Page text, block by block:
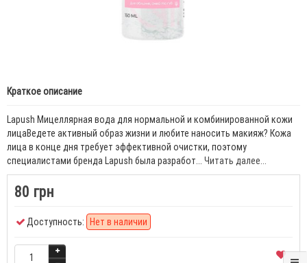
Краткое описание
Lapush Мицеллярная вода для нормальной и комбинированной кожи
лицаВедете активный образ жизни и любите наносить макияж? Кожа
лица в конце дня требует эффективной очистки, поэтому
специалистами бренда Lapush была разработ... Читать далее...
80 грн
Доступность: Нет в наличии